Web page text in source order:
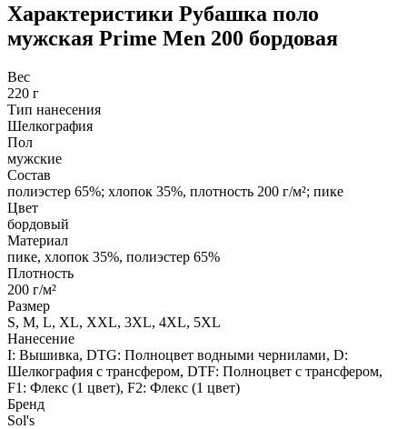
Характеристики Рубашка поло
мужская Prime Men 200 бордовая
Вес
220 г
Тип нанесения
Шелкография
Пол
мужские
Состав
полиэстер 65%; хлопок 35%, плотность 200 г/м²; пике
Цвет
бордовый
Материал
пике, хлопок 35%, полиэстер 65%
Плотность
200 г/м²
Размер
S, M, L, XL, XXL, 3XL, 4XL, 5XL
Нанесение
I: Вышивка, DTG: Полноцвет водными чернилами, D:
Шелкография с трансфером, DTF: Полноцвет с трансфером,
F1: Флекс (1 цвет), F2: Флекс (1 цвет)
Бренд
Sol's